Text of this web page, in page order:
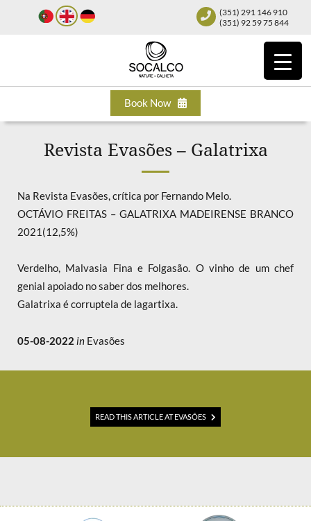
(351) 291 146 910
(351) 92 59 75 844
Book Now
Revista Evasões – Galatrixa
Na Revista Evasões, crítica por Fernando Melo.
OCTÁVIO FREITAS – GALATRIXA MADEIRENSE BRANCO
2021(12,5%)
Verdelho, Malvasia Fina e Folgasão. O vinho de um chef
genial apoiado no saber dos melhores.
Galatrixa é corruptela de lagartixa.
05-08-2022 in Evasões
READ THIS ARTICLE AT EVASÕES